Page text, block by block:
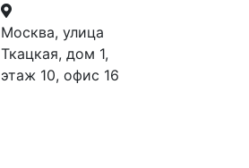
Москва, улица
Ткацкая, дом 1,
этаж 10, офис 16